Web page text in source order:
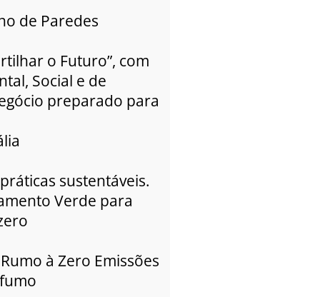
de Paredes
o Futuro”, com
Social e de
preparado para
sustentáveis.
Verde para
à Zero Emissões